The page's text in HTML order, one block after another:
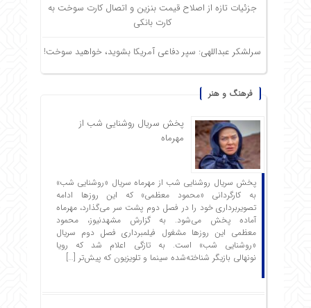
جزئیات تازه از اصلاح قیمت بنزین و اتصال کارت سوخت به
کارت بانکی
سرلشکر عبداللهی: سپر دفاعی آمریکا بشوید، خواهید سوخت!
فرهنگ و هنر
پخش سریال روشنایی شب از
مهرماه
پخش سریال روشنایی شب از مهرماه سریال «روشنایی شب»
به کارگردانی «محمود معظمی» که این روزها ادامه
تصویربرداری خود را در فصل دوم پشت سر می‌گذارد، مهرماه
آماده پخش می‌شود. به گزارش مشهدنیوز، محمود
معظمی این روزها مشغول فیلمبرداری فصل دوم سریال
«روشنایی شب» است. به تازگی اعلام شد که رویا
نونهالی بازیگر شناخته‌شده سینما و تلویزیون که پیش‌تر […]